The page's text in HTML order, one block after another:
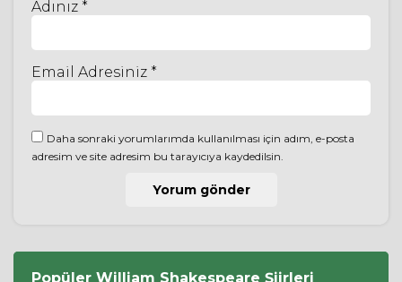
Adınız *
Email Adresiniz *
Daha sonraki yorumlarımda kullanılması için adım, e-posta
adresim ve site adresim bu tarayıcıya kaydedilsin.
Popüler William Shakespeare Şiirleri